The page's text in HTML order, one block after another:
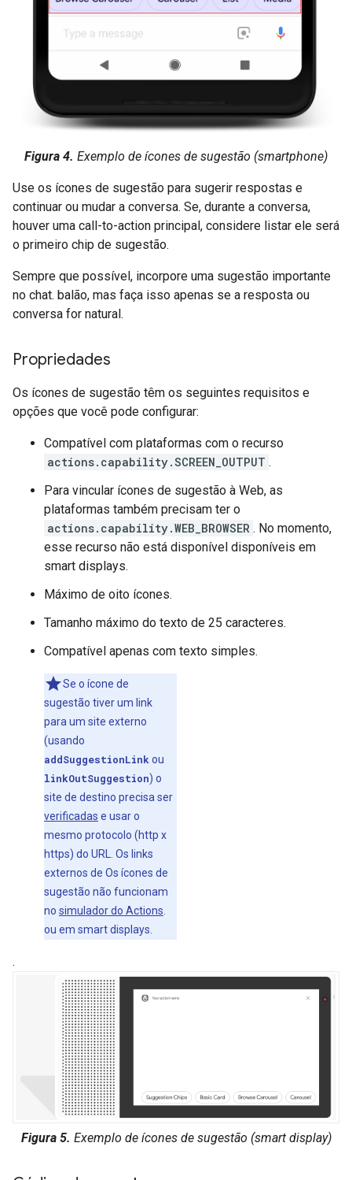
Figura 4. Exemplo de ícones de sugestão (smartphone)
Use os ícones de sugestão para sugerir respostas e
continuar ou mudar a conversa. Se, durante a conversa,
houver uma call-to-action principal, considere listar ele será
o primeiro chip de sugestão.
Sempre que possível, incorpore uma sugestão importante
no chat. balão, mas faça isso apenas se a resposta ou
conversa for natural.
Propriedades
Os ícones de sugestão têm os seguintes requisitos e
opções que você pode configurar:
Compatível com plataformas com o recurso
actions.capability.SCREEN_OUTPUT .
Para vincular ícones de sugestão à Web, as
plataformas também precisam ter o
actions.capability.WEB_BROWSER . No momento,
esse recurso não está disponível disponíveis em
smart displays.
Máximo de oito ícones.
Tamanho máximo do texto de 25 caracteres.
Compatível apenas com texto simples.
Se o ícone de
sugestão tiver um link
para um site externo
(usando
addSuggestionLink ou
linkOutSuggestion) o
site de destino precisa ser
verificadas e usar o
mesmo protocolo (http x
https) do URL. Os links
externos de Os ícones de
sugestão não funcionam
no simulador do Actions
ou em smart displays.
.
Figura 5. Exemplo de ícones de sugestão (smart display)